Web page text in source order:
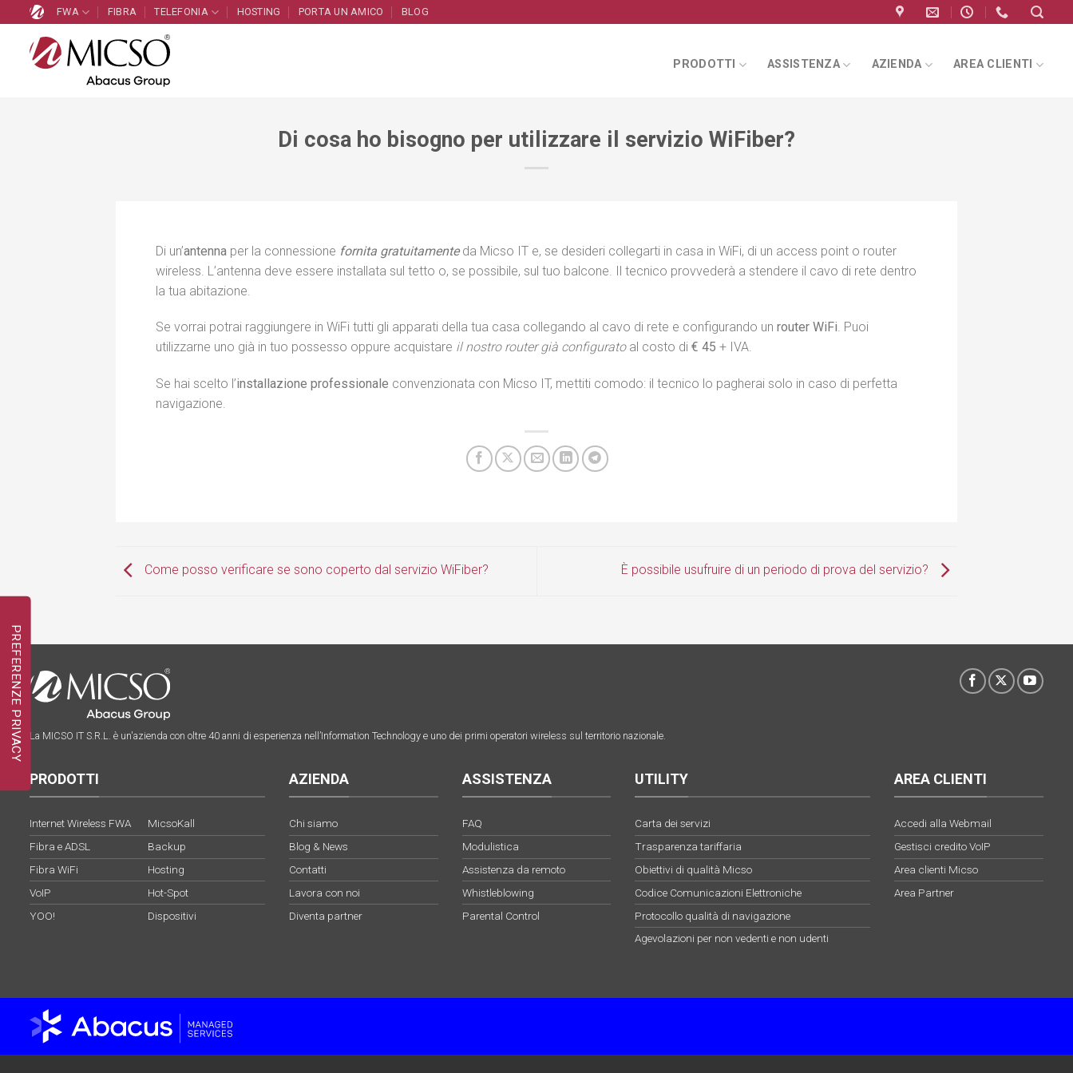
ai
contenuti
FWA FIBRA TELEFONIA HOSTING PORTA UN AMICO BLOG
PRODOTTI ASSISTENZA AZIENDA AREA CLIENTI
Di cosa ho bisogno per utilizzare il servizio WiFiber?
Di un’antenna per la connessione fornita gratuitamenteda Micso IT e, se desideri collegarti in casa in WiFi, di un access point o router
wireless. L’antenna deve essere installata sul tetto o, se possibile, sul tuo balcone. Il tecnico provvederà a stendere il cavo di rete dentro
la tua abitazione.
Se vorrai potrai raggiungere in WiFi tutti gli apparati della tua casa collegando al cavo di rete e configurando unrouter WiFi. Puoi
utilizzarne uno già in tuo possesso oppure acquistare il nostro router già configuratoal costo di€ 45 + IVA.
Se hai scelto l’installazione professionale convenzionata con Micso IT, mettiti comodo: il tecnico lo pagherai solo in caso di perfetta
navigazione.
Come posso verificare se sono coperto dal servizio WiFiber? È possibile usufruire di un periodo di prova del servizio?
La MICSO IT S.R.L. è un'azienda con oltre 40 anni di esperienza nell’Information Technology e uno dei primi operatori wireless sul territorio nazionale.
PRODOTTI
Internet Wireless FWA
Fibra e ADSL
Fibra WiFi
VoIP
YOO!
MicsoKall
Backup
Hosting
Hot-Spot
Dispositivi
AZIENDA
Chi siamo
Blog & News
Contatti
Lavora con noi
Diventa partner
ASSISTENZA
FAQ
Modulistica
Assistenza da remoto
Whistleblowing
Parental Control
UTILITY
Carta dei servizi
Trasparenza tariffaria
Obiettivi di qualità Micso
Codice Comunicazioni Elettroniche
Protocollo qualità di navigazione
Agevolazioni per non vedenti e non udenti
AREA CLIENTI
Accedi alla Webmail
Gestisci credito VoIP
Area clienti Micso
Area Partner